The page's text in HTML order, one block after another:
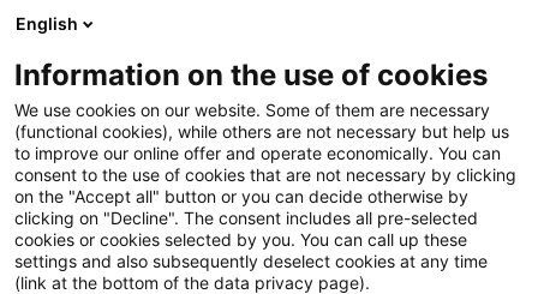
English
Information on the use of cookies
We use cookies on our website. Some of them are necessary
(functional cookies), while others are not necessary but help us
to improve our online offer and operate economically. You can
consent to the use of cookies that are not necessary by clicking
on the "Accept all" button or you can decide otherwise by
clicking on "Decline". The consent includes all pre-selected
cookies or cookies selected by you. You can call up these
settings and also subsequently deselect cookies at any time
(link at the bottom of the data privacy page).